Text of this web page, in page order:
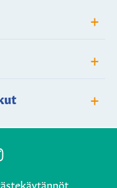
+
+
+